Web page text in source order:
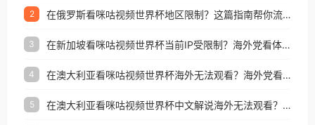
2 在俄罗斯看咪咕视频世界杯地区限制？这篇指南帮你流畅看中文解说赛事
3 在新加坡看咪咕视频世界杯当前IP受限制？海外党看体育赛事的终极破局指南
4 在澳大利亚看咪咕视频世界杯海外无法观看？海外党看国内体育直播的终极解法
5 在澳大利亚看咪咕视频世界杯中文解说海外无法观看？这篇指南帮你搞定所有体育直播难题